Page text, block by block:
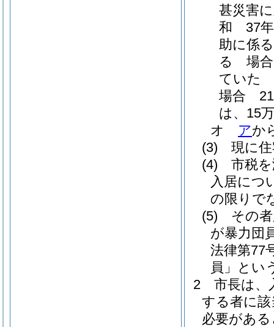
甚災害
和 37年
助に係
る 場合
ていた
場合 21
は、15
オ
アか
(3)
現に
(4)
市税
入居につ
の限りで
(5)
その
が暴力団
法律第77
員」とい
2
市長は、
する者に
必要があ